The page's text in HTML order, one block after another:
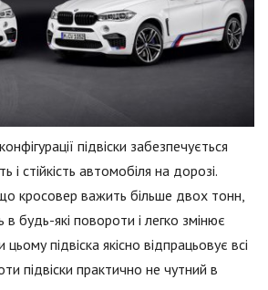
підвіски забезпечується
і стійкість автомобіля на дорозі.
кросовер важить більше двох тонн,
в будь-які повороти і легко змінює
підвіска якісно відпрацьовує всі
підвіски практично не чутний в